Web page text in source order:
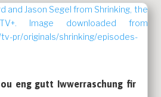
eng gutt Iwwerraschung fir